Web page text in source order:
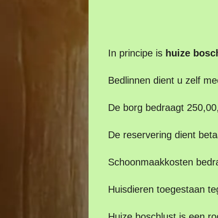
In principe is huize
Bedlinnen dient u zelf
De borg bedraagt
De reservering dient
Schoonmaakkosten
Huisdieren toegestaan